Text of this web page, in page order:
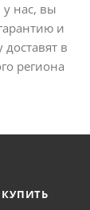
нас, вы
и
в
региона